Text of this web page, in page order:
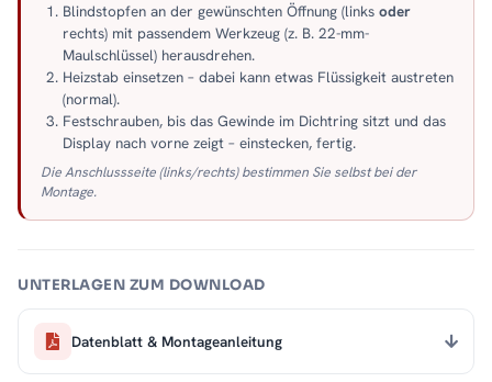
Blindstopfen an der gewünschten Öffnung (links oder
rechts) mit passendem Werkzeug (z. B. 22-mm-
Maulschlüssel) herausdrehen.
Heizstab einsetzen – dabei kann etwas Flüssigkeit austreten
(normal).
Festschrauben, bis das Gewinde im Dichtring sitzt und das
Display nach vorne zeigt – einstecken, fertig.
Die Anschlussseite (links/rechts) bestimmen Sie selbst bei der
Montage.
UNTERLAGEN ZUM DOWNLOAD
Datenblatt & Montageanleitung